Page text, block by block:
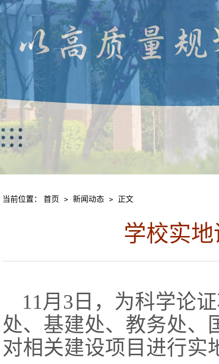
当前位置： 首页 > 新闻动态 > 正文
学校实
11月3日，为科学论
处、基建处、教务处、
对相关建设项目进行实